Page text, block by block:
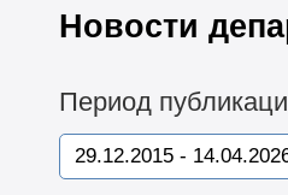
Новости
Период